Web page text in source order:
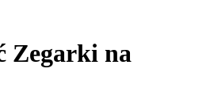
Zegarki na